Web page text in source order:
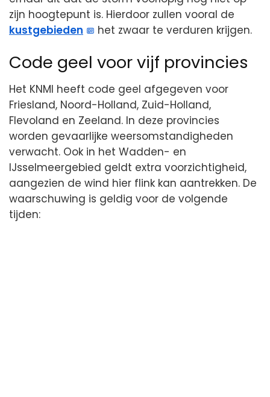
zijn hoogtepunt is. Hierdoor zullen vooral de
kustgebieden
het zwaar te verduren krijgen.
Code geel voor vijf provincies
Het KNMI heeft code geel afgegeven voor
Friesland, Noord-Holland, Zuid-Holland,
Flevoland en Zeeland. In deze provincies
worden gevaarlijke weersomstandigheden
verwacht. Ook in het Wadden- en
IJsselmeergebied geldt extra voorzichtigheid,
aangezien de wind hier flink kan aantrekken. De
waarschuwing is geldig voor de volgende
tijden: